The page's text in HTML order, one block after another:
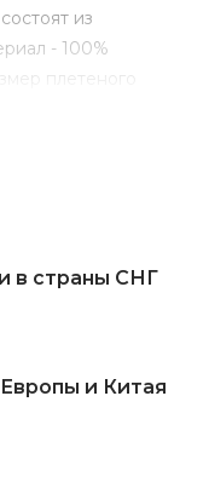
из
- 100%
плетеного
в страны СНГ
и Китая